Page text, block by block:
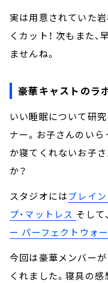
実は用意されていた
くカット！ 次もまた
ませんね。
豪華キャストのラ
いい睡眠について研究
ナー。お子さんのい
か寝てくれないお子
か？
スタジオにはブレイ
プ・マットレス そして、
ー パーフェクトウォ
今回は豪華メンバー
くれました。寝具の